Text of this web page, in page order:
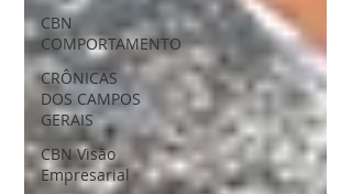
CBN
COMPORTAMENTO
CRÔNICAS
DOS CAMPOS
GERAIS
CBN Visão
Empresarial